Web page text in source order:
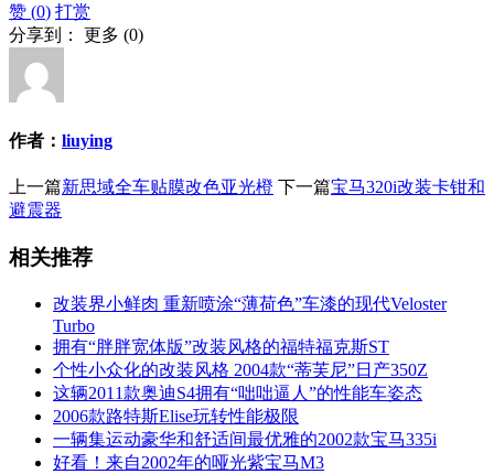
赞 (0) 打赏
分享到： 更多 (0)
作者： liuying
上一篇新思域全车贴膜改色亚光橙 下一篇宝马320i改装卡钳和
避震器
相关推荐
改装界小鲜肉 重新喷涂“薄荷色”车漆的现代Veloster
Turbo
拥有“胖胖宽体版”改装风格的福特福克斯ST
个性小众化的改装风格 2004款“蒂芙尼”日产350Z
这辆2011款奥迪S4拥有“咄咄逼人”的性能车姿态
2006款路特斯Elise玩转性能极限
一辆集运动豪华和舒适间最优雅的2002款宝马335i
好看！来自2002年的哑光紫宝马M3